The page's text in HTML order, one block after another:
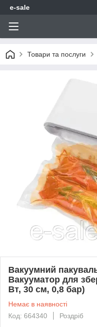
e-sale
Товари та послуги
Вакуумний
Вакууматор для
Вт, 30 см, 0,8 бар)
Немає в наявності
Код: 664340
Роздріб